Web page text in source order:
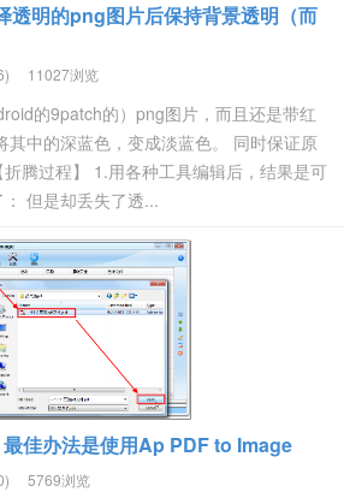
透明的png图片后保持背景透明（而
11027浏览
的9patch的）png图片，而且还是带红
其中的深蓝色，变成淡蓝色。 同时保证原
腾过程】 1.用各种工具编辑后，结果是可
但是却丢失了透...
最佳办法是使用Ap PDF to Image
5769浏览